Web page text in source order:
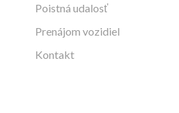
Poistná udalosť
Prenájom vozidiel
Kontakt